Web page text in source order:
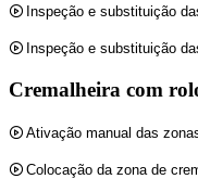
Inspeção e substituição
Inspeção e substituição
Cremalheira com
Ativação manual das
Colocação da zona de